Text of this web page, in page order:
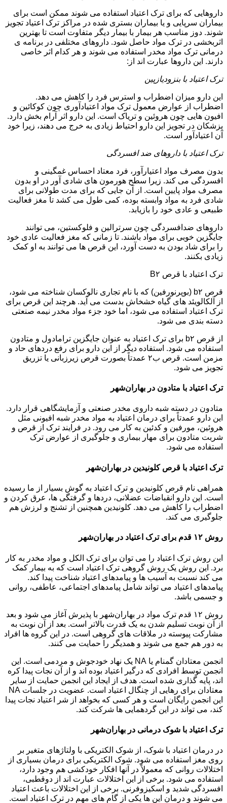
داروهایی که برای ترک اعتیاد استفاده می شوند ممکن است برای
بیماران سرپایی و یا بیماران بستری شده در مراکز ترک اعتیاد تجویز
شوند. دوز مناسب هر بیمار با بیمار دیگر متفاوت است تا بهترین
اثربخشی در ترک مواد حاصل شود. داروهای مختلفی در برنامه ی
درمانی ترک مواد مخدر استفاده می شوند و هر کدام اثر خاصی
دارند. این داروها عبارت اند از:
ترک اعتیاد با بنزودیازپین
این دارو میزان اضطراب و استرس فرد را کاهش می دهد.
اضطراب از عوارض معمول ترک مواد اعتیادآوری چون کوکائین و
افیون هایی چون هروئین و تریاک است. این دارو اثر آرام بخش دارد.
پزشکان در تجویز این دارو احتیاط زیادی به خرج می دهند، زیرا خود
آن اعتیادآور است.
ترک اعتیاد با داروهای ضد افسردگی
بدون مصرف مواد اعتیارآور، فرد معتاد احساس غمگینی و
افسردگی می کند. زیرا سطح هورمون های شادی آور در او بدون
مصرف مواد پایین است. از آن جایی که برای مدت طولانی برای
شادی فرد به مواد وابسته بوده، کمی طول می کشد تا مغز فعالیت
طبیعی و عادی خود را بازیابد.
داروهای ضدافسردگی چون سرترالین و فلوکستین، می توانند
جایگزین خوبی برای مواد باشند. تا زمانی که مغز فعالیت عادی خود
را برای شاد بودن به دست آورد، این قرص ها می توانند به او کمک
زیادی بکنند.
ترک اعتیاد با قرص B۲
قرص b۲ (بوپرنورفین) که با نام تجاری نالوکسان شناخته می شود،
از آلکالویئد های گیاه خشخاش بدست می آید. هرچند این قرص برای
ترک اعتیاد استفاده می شود، اما خود جزء مواد مخدر نیمه صنعتی
دسته بندی می شود.
از قرص b۲ برای ترک اعتیاد به عنوان جایگزین ترامادول و متادون
استفاده می شود. استفاده دیگر از این دارو برای رفع دردهای حاد و
مزمن است. قرص ب۲ عمدتاً بصورت قرص زیرزبانی یا تزریق
تجویز می شود.
ترک اعتیاد با متادون در بهاران‌شهر
متادون در دسته شبه داروی مخدر صنعتی و آزمایشگاهی قرار دارد.
این دارو عمدتاً برای درمان اعتیاد به مواد مخدر شبه افیونی مثل
هروئین، مورفین و کدئین به کار می رود. در فرایند ترک از قرص و
شربت متادون برای مهار بیماری و جلوگیری از عوارض ترک
استفاده می شود.
ترک اعتیاد با قرص کلونیدین در بهاران‌شهر
همراهی نام قرص کلونیدین و ترک اعتیاد به گوش بسیار از ما رسیده
است. این دارو انقباضات عضلانی، دردها و گرفتگی ها، عرق کردن و
اضطراب را کاهش می دهد. کلونیدین همچنین از تشنج و لرزش هم
جلوگیری می کند.
روش ۱۲ قدم برای ترک اعتیاد در بهاران‌شهر
این روش ترک اعتیاد را می توان برای ترک الکل و مواد مخدر به کار
برد. این روش یک روش گروهی ترک اعتیاد است که به بیمار کمک
می کند نسبت به آسیب ها و پیامدهای اعتیاد شناخت پیدا کند.
پیامدهای اعتیاد می تواند شامل پیامدهای اجتماعی، عاطفی، روانی
و جسمی باشد.
روش ۱۲ قدم ترک مواد در بهاران‌شهر با پذیرش آغاز می شود و بعد
از آن نوبت تسلیم شدن به یک قدرت بالاتر است. بعد از آن نوبت به
مشارکت پیوسته در ملاقات های گروهی است. در این گروه ها افراد
به دور هم جمع می شوند و همدیگر را حمایت می کنند.
انجمن معتادان گمنام یا NA یک نهاد خودجوش و مردمی است. این
انجمن توسط افرادی که درگیر اعتیاد بوده اند و از آن نجات پیدا کره
اند، پایه گذاری شده است. هدف از ایجاد این انجمن حمایت از سایر
معتادان برای رهایی از چنگال اعتیاد است. عضویت در جلسات NA
این انجمن رایگان است و هر کسی که بخواهد از شر اعتیاد نجات پیدا
کند، می تواند در این گردهمایی ها شرکت کند.
ترک اعتیاد با شوک درمانی در بهاران‌شهر
در درمان اعتیاد با شوک، از شوک الکتریکی با ولتاژهای متغیر بر
روی مغز استفاده می شود. شوک الکتریکی برای درمان بسیاری از
اختلالات روانی که معمولاً در آنها افکار خودکشی هم وجود دارد،
استفاده می شود. برخی از این اختلالات عبارت اند از دوقطبی،
افسردگی شدید و اسکیزوفرنی. برخی از این اختلالات باعث اعتیاد
می شوند و درمان این ها یکی از گام های مهم در ترک اعتیاد است.